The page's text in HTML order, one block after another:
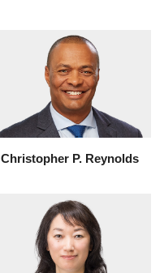
Christopher P. Reynolds